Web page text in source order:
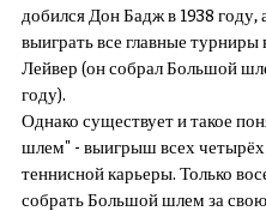
добился Дон Бадж в 1938
выиграть все главные
Лейвер (он собрал Большой
году).
Однако существует и такое
шлем" - выигрыш всех четырёх
теннисной карьеры. Только
собрать Большой шлем за